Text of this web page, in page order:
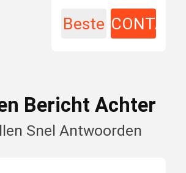
Beste CONTACT
Bericht Achter
Snel Antwoorden